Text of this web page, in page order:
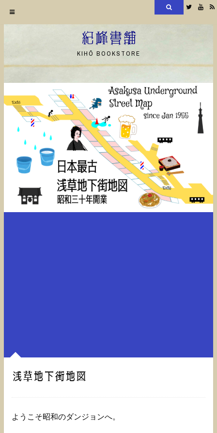
ン
ツ
へ
Twitter
紀峰書舗
KIHŌ BOOKSTORE
浅草地下街地図
ようこそ昭和のダンジョンへ。